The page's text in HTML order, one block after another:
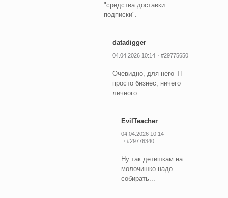
"средства доставки
подписки".
datadigger
04.04.2026 10:14 #29775650
Очевидно, для него ТГ
просто бизнес, ничего
личного
EvilTeacher
04.04.2026 10:14
#29776340
Ну так детишкам на
молочишко надо
собирать...